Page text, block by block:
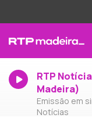
RTP
Madeira)
Emissão em
Notícias